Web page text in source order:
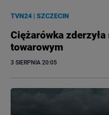
TVN24 |SZCZECIN
Ciężarówka
towarowym
3 SIERPNIA 20:05